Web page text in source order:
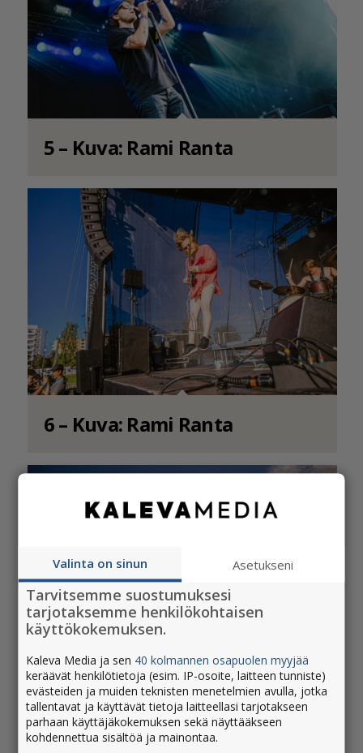
5 – Kuva: Rami Ranta
6 – Kuva: Rami Ranta
7 – Kuva: Rami Ranta
Valinta on sinun Asetukseni
Tarvitsemme suostumuksesi
tarjotaksemme henkilökohtaisen
käyttökokemuksen.
Kaleva Media ja sen 40 kolmannen osapuolen myyjää
keräävät henkilötietoja (esim. IP-osoite, laitteen tunniste)
evästeiden ja muiden teknisten menetelmien avulla, jotka
tallentavat ja käyttävät tietoja laitteellasi tarjotakseen
parhaan käyttäjäkokemuksen sekä näyttääkseen
kohdennettua sisältöä ja mainontaa.